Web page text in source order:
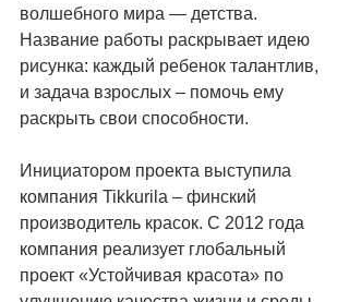
волшебного мира — детства.
Название работы раскрывает идею
рисунка: каждый ребенок талантлив,
и задача взрослых – помочь ему
раскрыть свои способности.
Инициатором проекта выступила
компания Tikkurila – финский
производитель красок. С 2012 года
компания реализует глобальный
проект «Устойчивая красота» по